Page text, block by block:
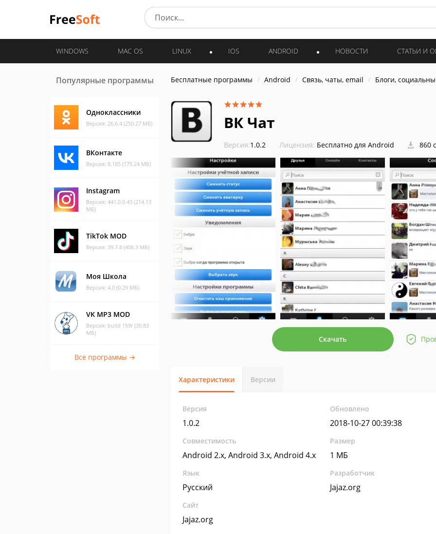
WINDOWS MAC OS LINUX IOS ANDROID НОВОСТИ СТАТЬИ И
Популярные программы
Одноклассники
Версия: 26.6.4 (250.27 МБ)
ВКонтакте
Версия: 8.185 (175.24 МБ)
Instagram
Версия: 441.0.0.43 (214.13
МБ)
TikTok MOD
Версия: 39.7.8 (406.3 МБ)
Моя Школа
Версия: 4.0 (0.29 МБ)
VK MP3 MOD
Версия: build 159/ (30.83
МБ)
Все программы →
Бесплатные программы Android Связь, чаты, email Блоги,
ВК Чат
Версия:1.0.2 Лицензия: Бесплатно для Android 860
Скачать
Характеристики Версии
Версия
1.0.2
Обновлено
2018-10-27 00:39:38
Совместимость
Android 2.x, Android 3.x, Android 4.x
Размер
1 МБ
Язык
Русский
Разработчик
Jajaz.org
Сайт
Jajaz.org